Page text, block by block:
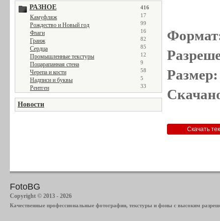
РАЗНОЕ 416
Камуфляж 17
Рождество и Новый год 99
Флаги 16
Гранж 82
Сердца 85
Промышленные текстуры 12
Поцарапанная стена 9
Черепа и кости 58
Надписи и буквы 5
Рентген 33
Новости
FotoBG
Copyright © 2013 - 2026
Качественные профессиональные фотографии, текстуры и фоны с высоким